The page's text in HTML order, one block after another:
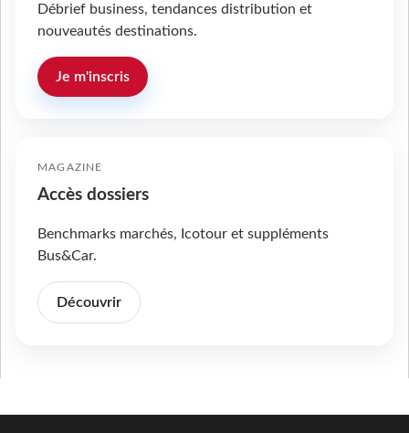
Débrief business, tendances distribution et
nouveautés destinations.
Je m'inscris
MAGAZINE
Accès dossiers
Benchmarks marchés, Icotour et suppléments
Bus&Car.
Découvrir